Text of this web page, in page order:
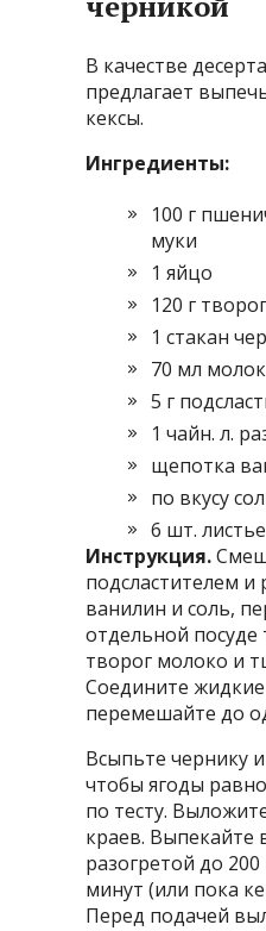
В качестве
предлагает
кексы.
Ингредиенты:
100 г
муки
1 яйцо
120 г
1 стакан
70 мл
5 г
1 чайн. л.
щепотка
по вкусу
6 шт.
Инструкция.
подсластителем
ванилин и соль,
отдельной посуде
творог молоко и
Соедините
перемешайте до
Всыпьте чернику
чтобы ягоды
по тесту.
краев. Выпекайте
разогретой до 200
минут (или пока
Перед подачей